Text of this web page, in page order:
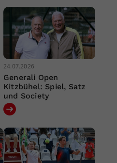
24.07.2026
Generali Open
Kitzbühel: Spiel, Satz
und Society